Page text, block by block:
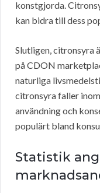
konstgjorda.
kan bidra till dess
Slutligen, citronsyra
på CDON
naturliga
citronsyra faller
användning och
populärt bland
Statistik